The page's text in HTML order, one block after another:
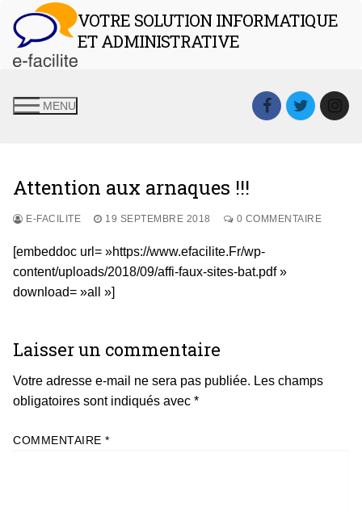
au
contenu
VOTRE SOLUTION INFORMATIQUE
ET ADMINISTRATIVE
MENU
Attention aux arnaques !!!
E-FACILITE 19 SEPTEMBRE 2018 0 COMMENTAIRE
[embeddoc url= »https://www.efacilite.Fr/wp-
content/uploads/2018/09/affi-faux-sites-bat.pdf »
download= »all »]
Laisser un commentaire
Votre adresse e-mail ne sera pas publiée. Les champs
obligatoires sont indiqués avec *
COMMENTAIRE *